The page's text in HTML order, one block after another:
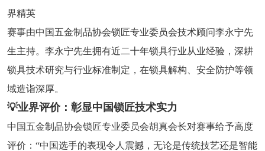
界精英
赛事由中国五金制品协会锁匠专业委员会技术顾问李永宁先
生主持。李永宁先生拥有近二十年锁具行业从业经验，深耕
锁具技术研究与行业标准制定，在锁具解构、安全防护等领
域造诣深厚。
💡业界评价：彰显中国锁匠技术实力
中国五金制品协会锁匠专业委员会胡真会长对赛事给予高度
评价：“中国选手的表现令人震撼，无论是传统技艺还是智能